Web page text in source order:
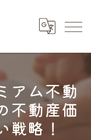
アム不動
不動産価
戦略！